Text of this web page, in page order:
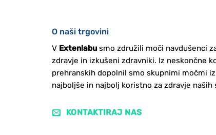
O naši trgovini
V Extenlabusmo združili moči navdušenci
zdravje in izkušeni zdravniki. Iz neskončne
prehranskih dopolnil smo skupnimi močmi
najboljše in najbolj koristno za zdravje naših
KONTAKTIRAJ NAS